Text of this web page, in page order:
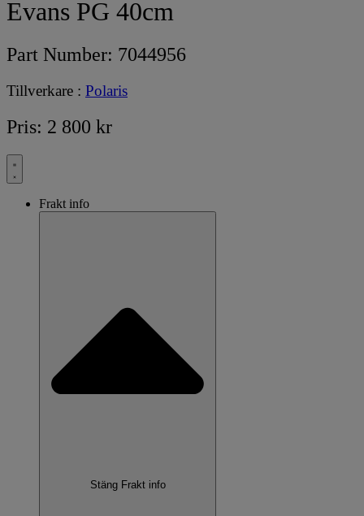
Evans PG 40cm
Part Number: 7044956
Tillverkare : Polaris
Pris: 2 800 kr
Frakt info
Stäng Frakt info